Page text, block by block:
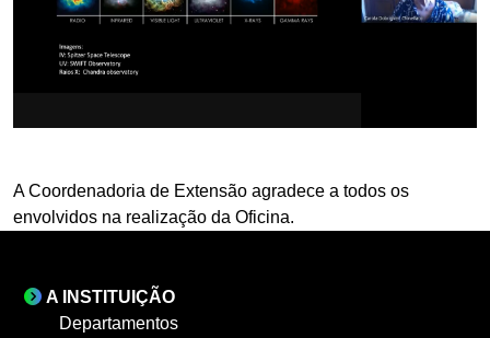
A Coordenadoria de Extensão agradece a todos os
envolvidos na realização da Oficina.
A INSTITUIÇÃO
Departamentos